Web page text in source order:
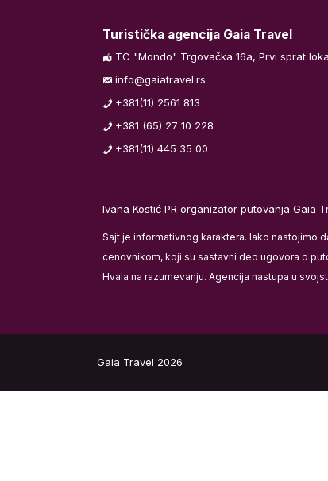
Turistička agencija Gaia Travel
TC "Mondo" Trgovačka 16a, Prvi sprat
info@gaiatravel.rs
+381(11) 2561 813
+381 (65) 27 10 228
+381(11) 445 35 00
Ivana Kostić PR organizator putovanja Gaia
Sajt je informativnog karaktera. Iako nastojimo
cenovnikom, koji su sastavni deo ugovora o
Hvala na razumevanju. Agencija nastupa u
Gaia Travel 2026